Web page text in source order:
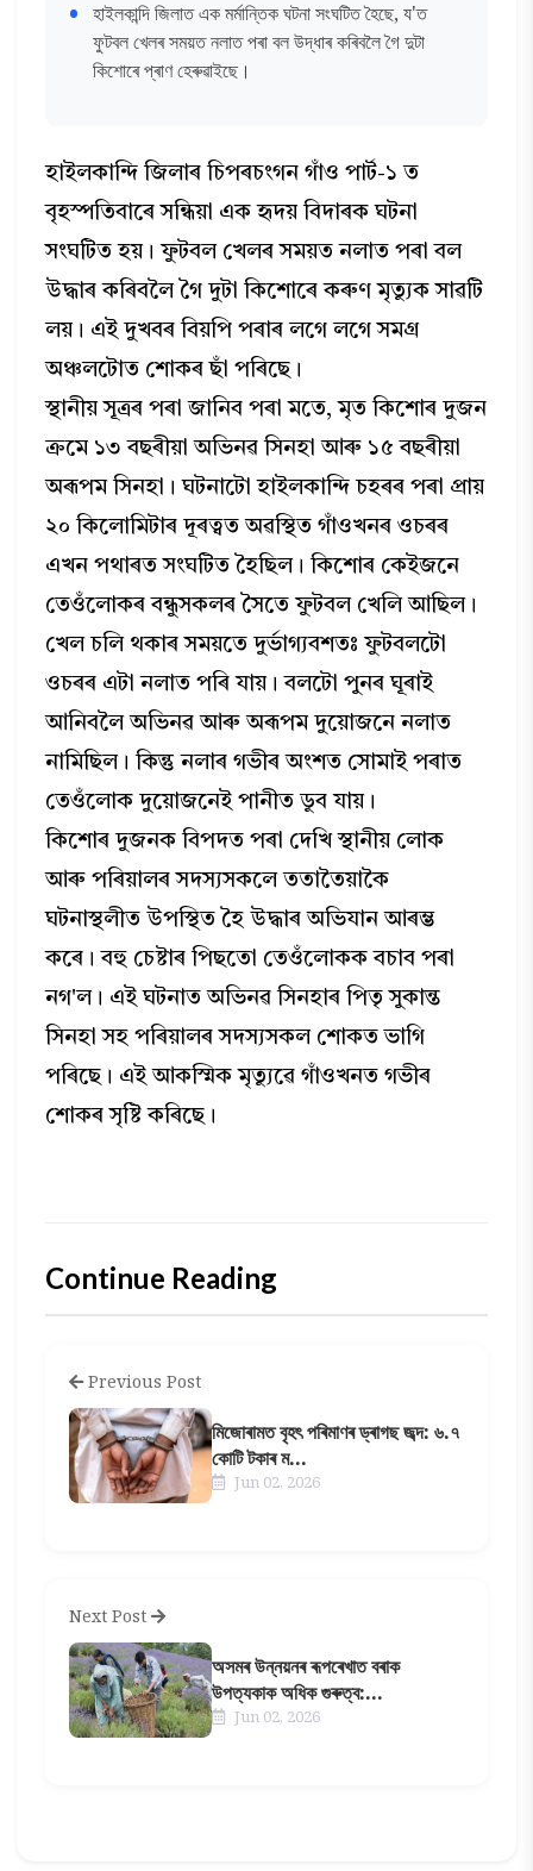
হাইলকান্দি জিলাত এক মৰ্মান্তিক ঘটনা সংঘটিত হৈছে, য'ত
ফুটবল খেলৰ সময়ত নলাত পৰা বল উদ্ধাৰ কৰিবলৈ গৈ দুটা
কিশোৰে প্ৰাণ হেৰুৱাইছে।
হাইলকান্দি জিলাৰ চিপৰচংগন গাঁও পাৰ্ট-১ ত
বৃহস্পতিবাৰে সন্ধিয়া এক হৃদয় বিদাৰক ঘটনা
সংঘটিত হয়। ফুটবল খেলৰ সময়ত নলাত পৰা বল
উদ্ধাৰ কৰিবলৈ গৈ দুটা কিশোৰে কৰুণ মৃত্যুক সাৱটি
লয়। এই দুখবৰ বিয়পি পৰাৰ লগে লগে সমগ্ৰ
অঞ্চলটোত শোকৰ ছাঁ পৰিছে।
স্থানীয় সূত্ৰৰ পৰা জানিব পৰা মতে, মৃত কিশোৰ দুজন
ক্ৰমে ১৩ বছৰীয়া অভিনৱ সিনহা আৰু ১৫ বছৰীয়া
অৰূপম সিনহা। ঘটনাটো হাইলকান্দি চহৰৰ পৰা প্ৰায়
২০ কিলোমিটাৰ দূৰত্বত অৱস্থিত গাঁওখনৰ ওচৰৰ
এখন পথাৰত সংঘটিত হৈছিল। কিশোৰ কেইজনে
তেওঁলোকৰ বন্ধুসকলৰ সৈতে ফুটবল খেলি আছিল।
খেল চলি থকাৰ সময়তে দুৰ্ভাগ্যবশতঃ ফুটবলটো
ওচৰৰ এটা নলাত পৰি যায়। বলটো পুনৰ ঘূৰাই
আনিবলৈ অভিনৱ আৰু অৰূপম দুয়োজনে নলাত
নামিছিল। কিন্তু নলাৰ গভীৰ অংশত সোমাই পৰাত
তেওঁলোক দুয়োজনেই পানীত ডুব যায়।
কিশোৰ দুজনক বিপদত পৰা দেখি স্থানীয় লোক
আৰু পৰিয়ালৰ সদস্যসকলে ততাতৈয়াকৈ
ঘটনাস্থলীত উপস্থিত হৈ উদ্ধাৰ অভিযান আৰম্ভ
কৰে। বহু চেষ্টাৰ পিছতো তেওঁলোকক বচাব পৰা
নগ'ল। এই ঘটনাত অভিনৱ সিনহাৰ পিতৃ সুকান্ত
সিনহা সহ পৰিয়ালৰ সদস্যসকল শোকত ভাগি
পৰিছে। এই আকস্মিক মৃত্যুৱে গাঁওখনত গভীৰ
শোকৰ সৃষ্টি কৰিছে।
Continue Reading
Previous Post
মিজোৰামত বৃহৎ পৰিমাণৰ ড্ৰাগছ জব্দ: ৬.৭
কোটি টকাৰ ম...
Jun 02, 2026
Next Post
অসমৰ উন্নয়নৰ ৰূপৰেখাত বৰাক
উপত্যকাক অধিক গুৰুত্ব:...
Jun 02, 2026